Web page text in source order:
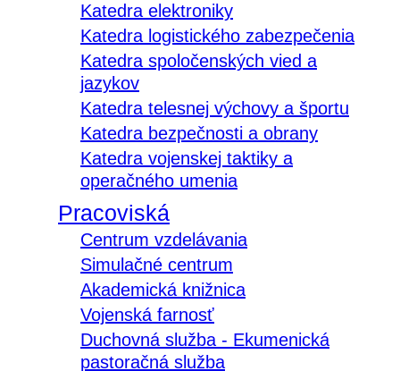
Katedra elektroniky
Katedra logistického zabezpečenia
Katedra spoločenských vied a
jazykov
Katedra telesnej výchovy a športu
Katedra bezpečnosti a obrany
Katedra vojenskej taktiky a
operačného umenia
Pracoviská
Centrum vzdelávania
Simulačné centrum
Akademická knižnica
Vojenská farnosť
Duchovná služba - Ekumenická
pastoračná služba